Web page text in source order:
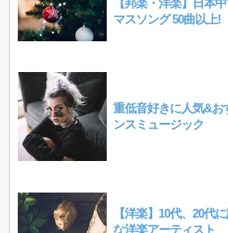
マスソング 50曲以上!
重低音好きに人気&お
ンスミュージック
【洋楽】10代、20代
な洋楽アーティスト